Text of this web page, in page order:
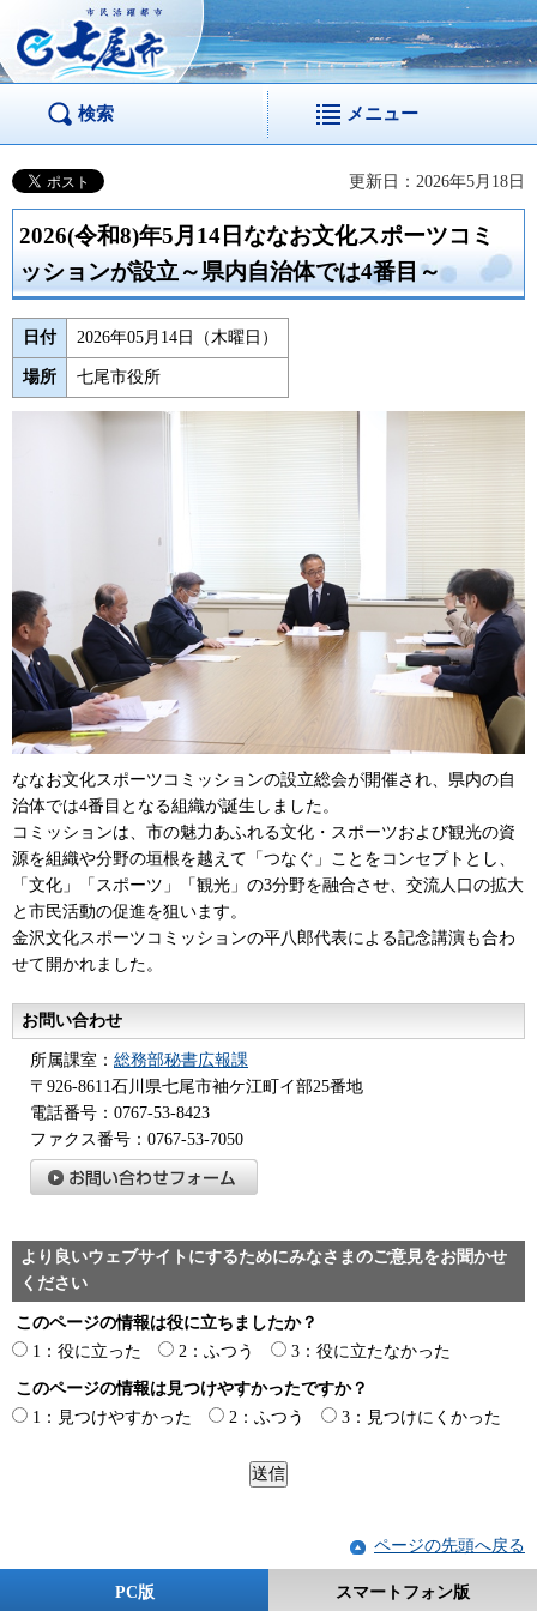
市民活躍都市 七尾
市
検索 メニュー
更新日：2026年5月18日
2026(令和8)年5月14日ななお文化スポーツコミ
ッションが設立～県内自治体では4番目～
日付 2026年05月14日（木曜日）
場所 七尾市役所
ななお文化スポーツコミッションの設立総会が開催され、県内の自
治体では4番目となる組織が誕生しました。
コミッションは、市の魅力あふれる文化・スポーツおよび観光の資
源を組織や分野の垣根を越えて「つなぐ」ことをコンセプトとし、
「文化」「スポーツ」「観光」の3分野を融合させ、交流人口の拡大
と市民活動の促進を狙います。
金沢文化スポーツコミッションの平八郎代表による記念講演も合わ
せて開かれました。
お問い合わせ
所属課室： 総務部秘書広報課
〒926-8611石川県七尾市袖ケ江町イ部25番地
電話番号：0767-53-8423
ファクス番号：0767-53-7050
より良いウェブサイトにするためにみなさまのご意見をお聞かせ
ください
このページの情報は役に立ちましたか？
1：役に立った
2：ふつう 3：役に立たなかった
このページの情報は見つけやすかったですか？
1：見つけやすかった
2：ふつう 3：見つけにくかった
ページの先頭へ戻る
PC版 スマートフォン版